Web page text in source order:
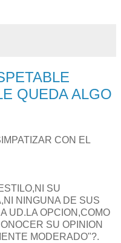
QUEDA ALGO
CON EL
SU
NINGUNA DE SUS
UD.LA OPCION,COMO
SU OPINION
MODERADO"?.